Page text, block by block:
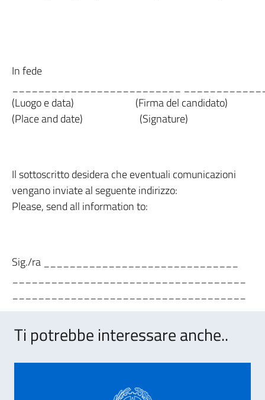
In fede
(Luogo e data) (Firma del candidato)
(Place and date) (Signature)
Il sottoscritto desidera che eventuali comunicazioni
vengano inviate al seguente indirizzo:
Please, send all information to:
Sig./ra ______________________________
Ti potrebbe interessare anche..